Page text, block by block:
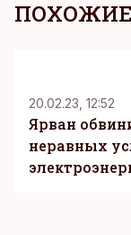
20.02.23, 12:52
Ярван
неравных